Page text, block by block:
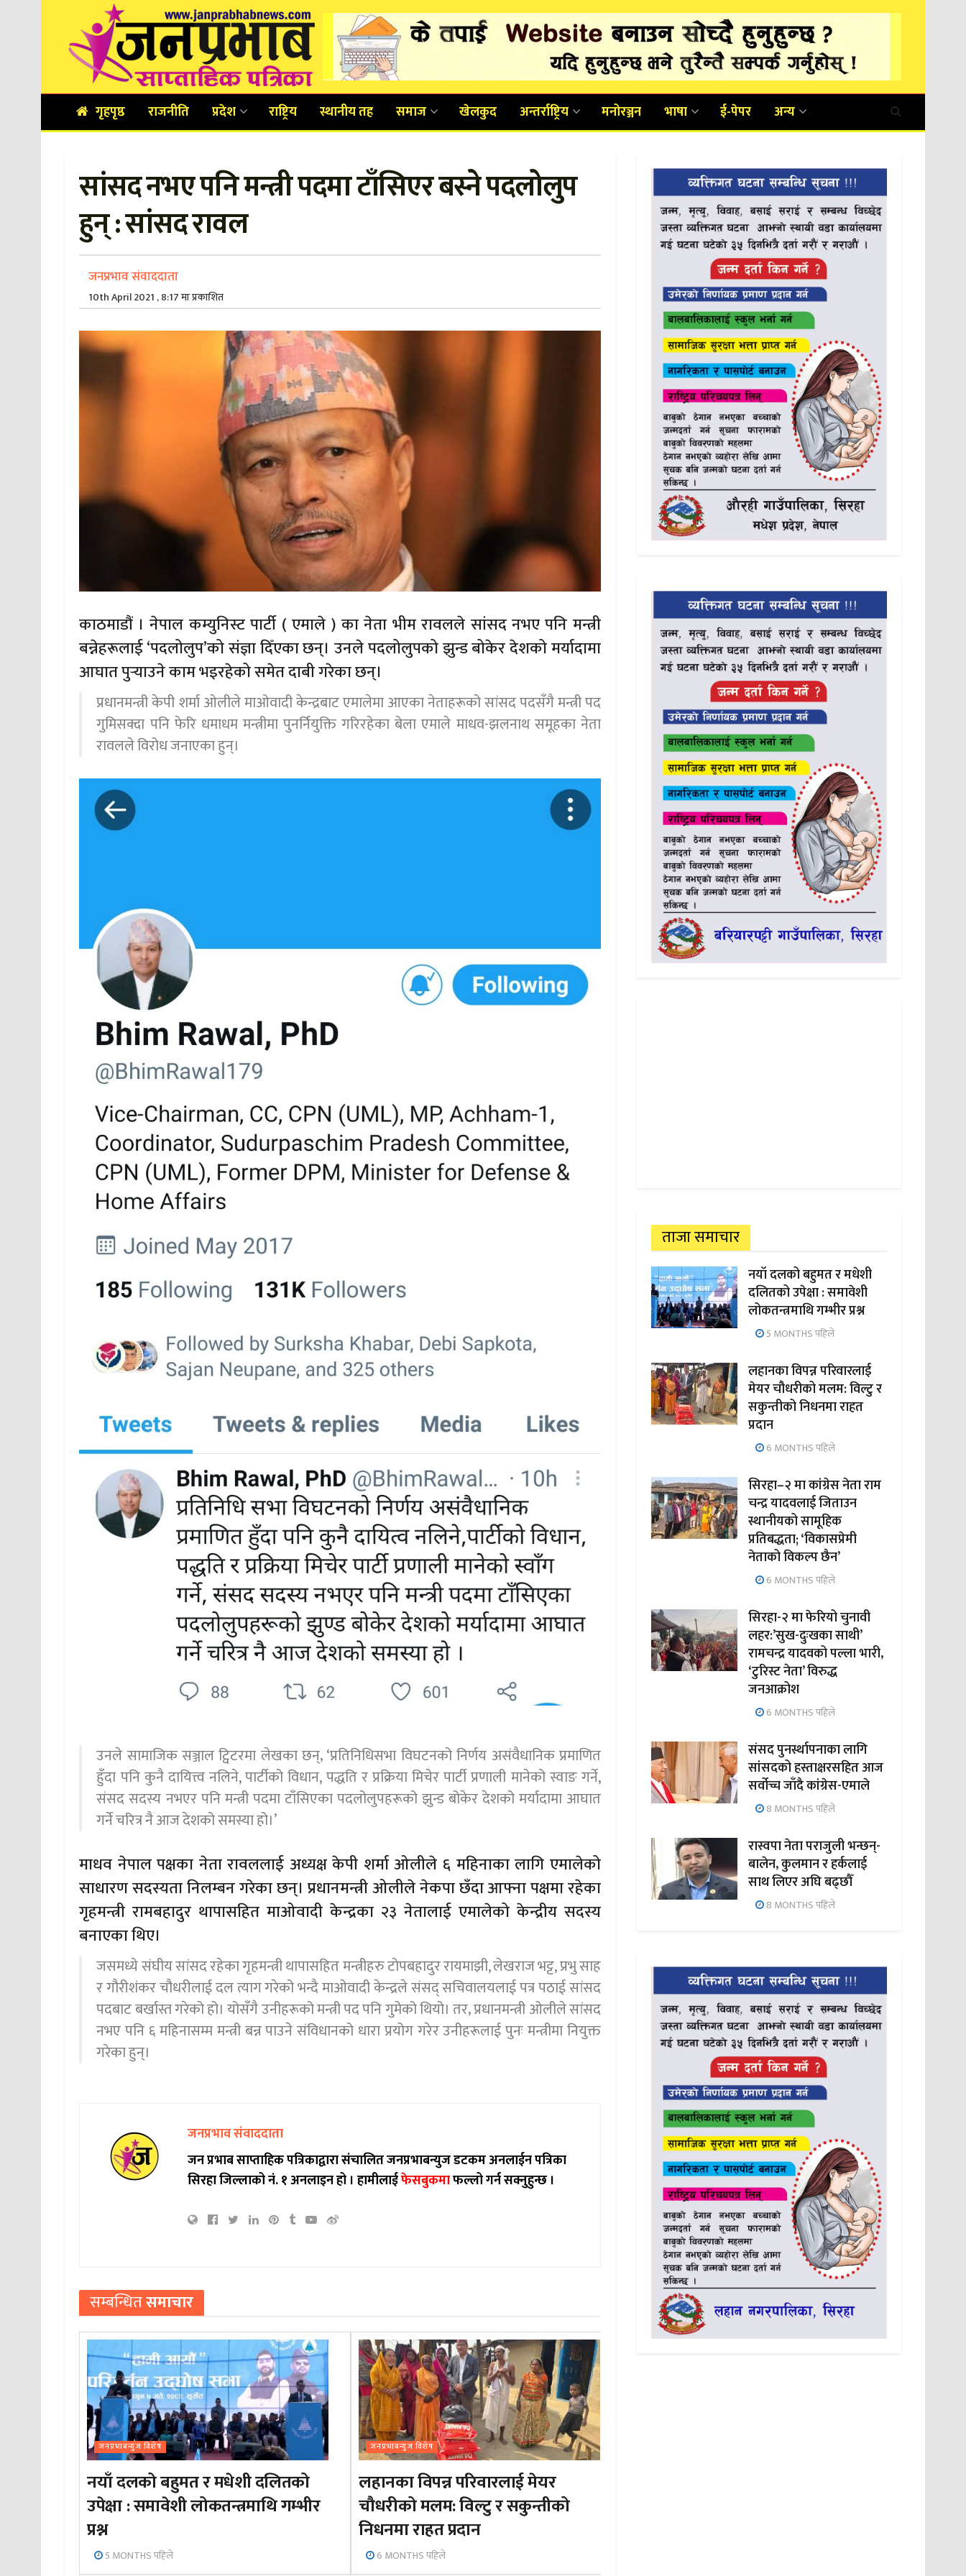
गृहपृष्ठ राजनीति प्रदेश राष्ट्रिय स्थानीय तह समाज खेलकुद अन्तर्राष्ट्रिय मनोरञ्जन भाषा ई-पेपर अन्य
सांसद नभए पनि मन्त्री पदमा टाँसिएर बस्ने पदलोलुप
हुन् : सांसद रावल
जनप्रभाव संवाददाता
10th April 2021 , 8:17 मा प्रकाशित
काठमाडौं । नेपाल कम्युनिस्ट पार्टी ( एमाले ) का नेता भीम रावलले सांसद नभए पनि मन्त्री
बन्नेहरूलाई ‘पदलोलुप’को संज्ञा दिँएका छन्। उनले पदलोलुपको झुन्ड बोकेर देशको मर्यादामा
आघात पुर्‍याउने काम भइरहेको समेत दाबी गरेका छन्।
प्रधानमन्त्री केपी शर्मा ओलीले माओवादी केन्द्रबाट एमालेमा आएका नेताहरूको सांसद पदसँगै मन्त्री पद
गुमिसक्दा पनि फेरि धमाधम मन्त्रीमा पुनर्नियुक्ति गरिरहेका बेला एमाले माधव-झलनाथ समूहका नेता
रावलले विरोध जनाएका हुन्।
उनले सामाजिक सञ्जाल ट्विटरमा लेखका छन्‚ ‘प्रतिनिधिसभा विघटनको निर्णय असंवैधानिक प्रमाणित
हुँदा पनि कुनै दायित्त्व नलिने, पार्टीको विधान, पद्धति र प्रक्रिया मिचेर पार्टी प्रणाली मानेको स्वाङ गर्ने,
संसद सदस्य नभएर पनि मन्त्री पदमा टाँसिएका पदलोलुपहरूको झुन्ड बोकेर देशको मर्यादामा आघात
गर्ने चरित्र नै आज देशको समस्या हो।’
माधव नेपाल पक्षका नेता रावललाई अध्यक्ष केपी शर्मा ओलीले ६ महिनाका लागि एमालेको
साधारण सदस्यता निलम्बन गरेका छन्। प्रधानमन्त्री ओलीले नेकपा छँदा आफ्ना पक्षमा रहेका
गृहमन्त्री रामबहादुर थापासहित माओवादी केन्द्रका २३ नेतालाई एमालेको केन्द्रीय सदस्य
बनाएका थिए।
जसमध्ये संघीय सांसद रहेका गृहमन्त्री थापासहित मन्त्रीहरु टोपबहादुर रायमाझी, लेखराज भट्ट, प्रभु साह
र गौरीशंकर चौधरीलाई दल त्याग गरेको भन्दै माओवादी केन्द्रले संसद् सचिवालयलाई पत्र पठाई सांसद
पदबाट बर्खास्त गरेको हो। योसँगै उनीहरूको मन्त्री पद पनि गुमेको थियो। तर‚ प्रधानमन्त्री ओलीले सांसद
नभए पनि ६ महिनासम्म मन्त्री बन्न पाउने संविधानको धारा प्रयोग गरेर उनीहरूलाई पुनः मन्त्रीमा नियुक्त
गरेका हुन्।
जनप्रभाव संवाददाता
जन प्रभाब साप्ताहिक पत्रिकाद्वारा संचालित जनप्रभाबन्युज डटकम अनलाईन पत्रिका
सिरहा जिल्लाको नं. १ अनलाइन हो ।हामीलाईफेसबुकमाफल्लो गर्न सक्नुहुन्छ ।
सम्बन्धितसमाचार
जनप्रभाबन्युज विशेष
नयाँ दलको बहुमत र मधेशी दलितको
उपेक्षा : समावेशी लोकतन्त्रमाथि गम्भीर
प्रश्न
5 MONTHS पहिले
जनप्रभाबन्युज विशेष
लहानका विपन्न परिवारलाई मेयर
चौधरीको मलम: विल्टु र सकुन्तीको
निधनमा राहत प्रदान
6 MONTHS पहिले
ताजा समाचार
नयाँ दलको बहुमत र मधेशी
दलितको उपेक्षा : समावेशी
लोकतन्त्रमाथि गम्भीर प्रश्न
5 MONTHS पहिले
लहानका विपन्न परिवारलाई
मेयर चौधरीको मलम: विल्टु र
सकुन्तीको निधनमा राहत
प्रदान
6 MONTHS पहिले
सिरहा–२ मा कांग्रेस नेता राम
चन्द्र यादवलाई जिताउन
स्थानीयको सामूहिक
प्रतिबद्धता; ‘विकासप्रेमी
नेताको विकल्प छैन’
6 MONTHS पहिले
सिरहा-२ मा फेरियो चुनावी
लहर:’सुख-दुःखका साथी’
रामचन्द्र यादवको पल्ला भारी,
‘टुरिस्ट नेता’ विरुद्ध
जनआक्रोश
6 MONTHS पहिले
संसद पुनर्स्थापनाका लागि
सांसदको हस्ताक्षरसहित आज
सर्वोच्च जाँदै कांग्रेस-एमाले
8 MONTHS पहिले
रास्वपा नेता पराजुली भन्छन्-
बालेन, कुलमान र हर्कलाई
साथ लिएर अघि बढ्छौँ
8 MONTHS पहिले